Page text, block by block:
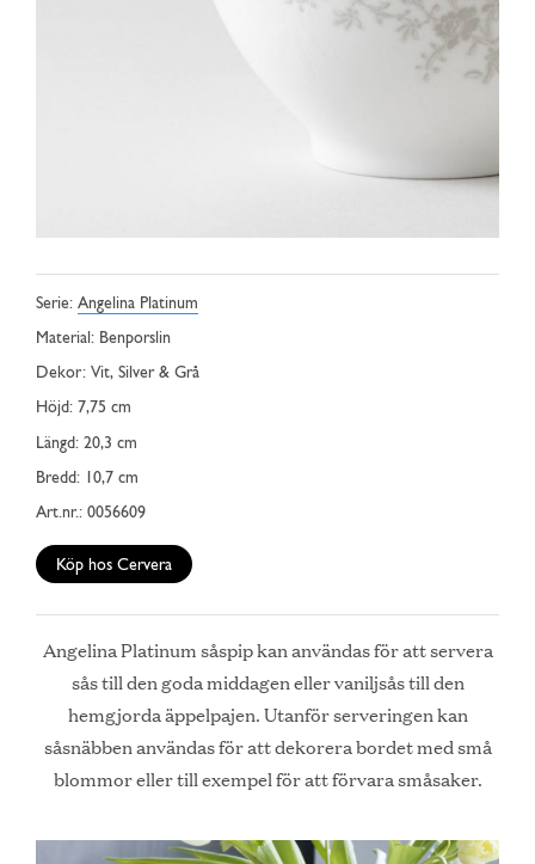
Serie: Angelina Platinum
Material: Benporslin
Dekor: Vit, Silver & Grå
Höjd: 7,75 cm
Längd: 20,3 cm
Bredd: 10,7 cm
Art.nr.: 0056609
Köp hos Cervera
Angelina Platinum såspip kan användas för att servera
sås till den goda middagen eller vaniljsås till den
hemgjorda äppelpajen. Utanför serveringen kan
såsnäbben användas för att dekorera bordet med små
blommor eller till exempel för att förvara småsaker.